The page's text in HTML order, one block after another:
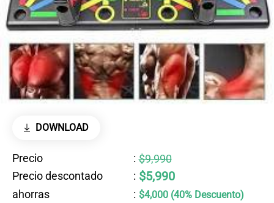
DOWNLOAD
Precio : $9,990
Precio descontado
: $5,990
ahorras : $4,000 (40% Descuento)